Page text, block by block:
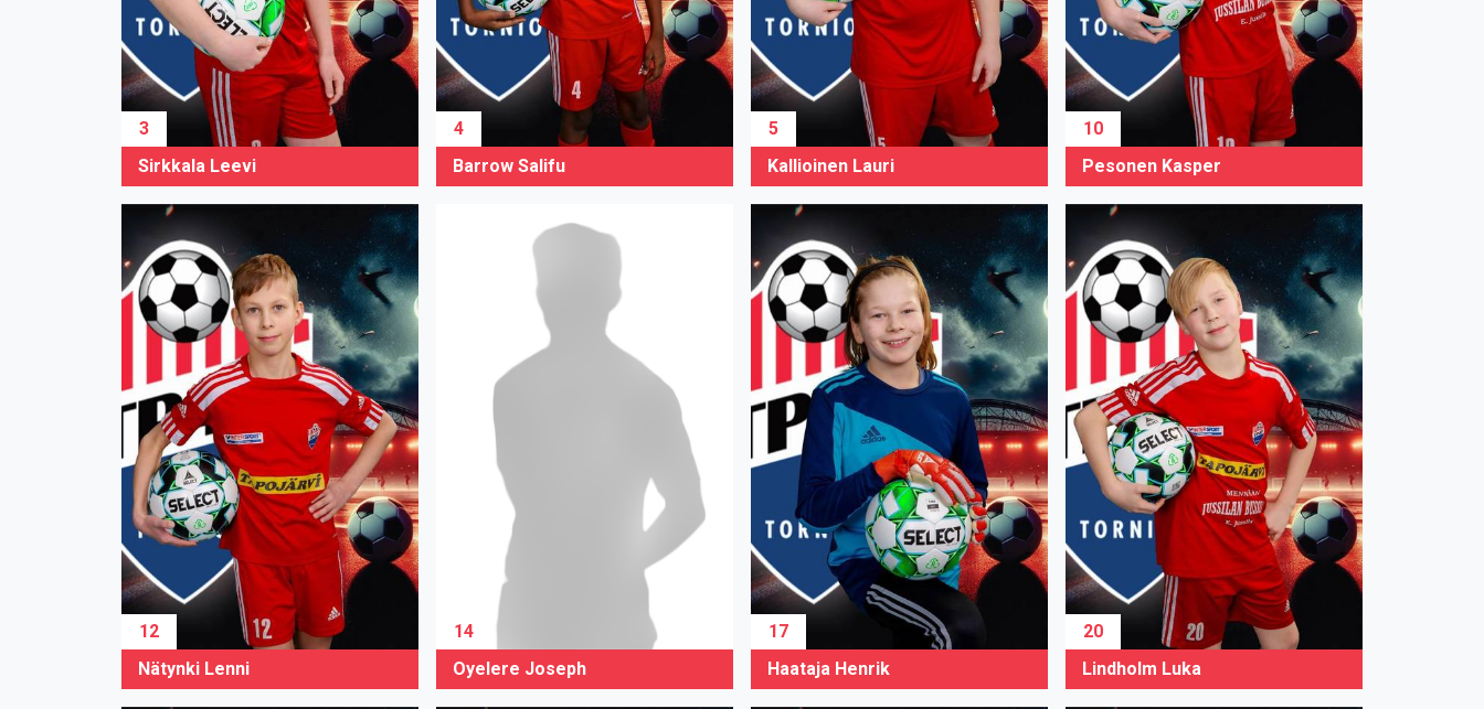
3
Sirkkala Leevi
4
Barrow Salifu
5
Kallioinen Lauri
10
Pesonen Kasper
12
Nätynki Lenni
14
Oyelere Joseph
17
Haataja Henrik
20
Lindholm Luka